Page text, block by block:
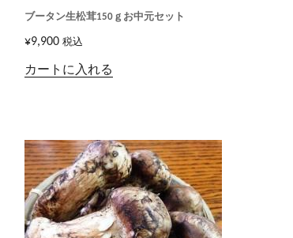
ブータン生松茸150ｇお中元セット
¥9,900 税込
カートに入れる